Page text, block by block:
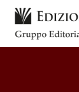
Salta
contenuto